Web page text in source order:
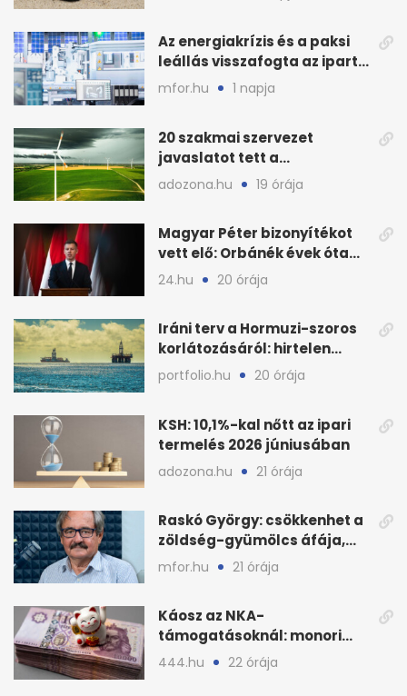
Az energiakrízis és a paksi
leállás visszafogta az ipart,
nyáron kisebb a kár
mfor.hu 1 napja
20 szakmai szervezet
javaslatot tett a
fenntartható szélenergia-
adozona.hu 19 órája
Magyar Péter bizonyítékot
vett elő: Orbánék évek óta
tudtak az energiarendszer
összeomlásáról
24.hu 20 órája
Iráni terv a Hormuzi-szoros
korlátozásáról: hirtelen
megugrott az olajár
portfolio.hu 20 órája
KSH: 10,1%-kal nőtt az ipari
termelés 2026 júniusában
adozona.hu 21 órája
Raskó György: csökkenhet a
zöldség-gyümölcs áfája,
bajban a kukorica
mfor.hu 21 órája
Káosz az NKA-
támogatásoknál: monori
civilek elszámolásai és
444.hu 22 órája